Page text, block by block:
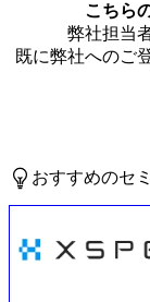
こちら
弊社担当
既に弊社へのご
おすすめのセ